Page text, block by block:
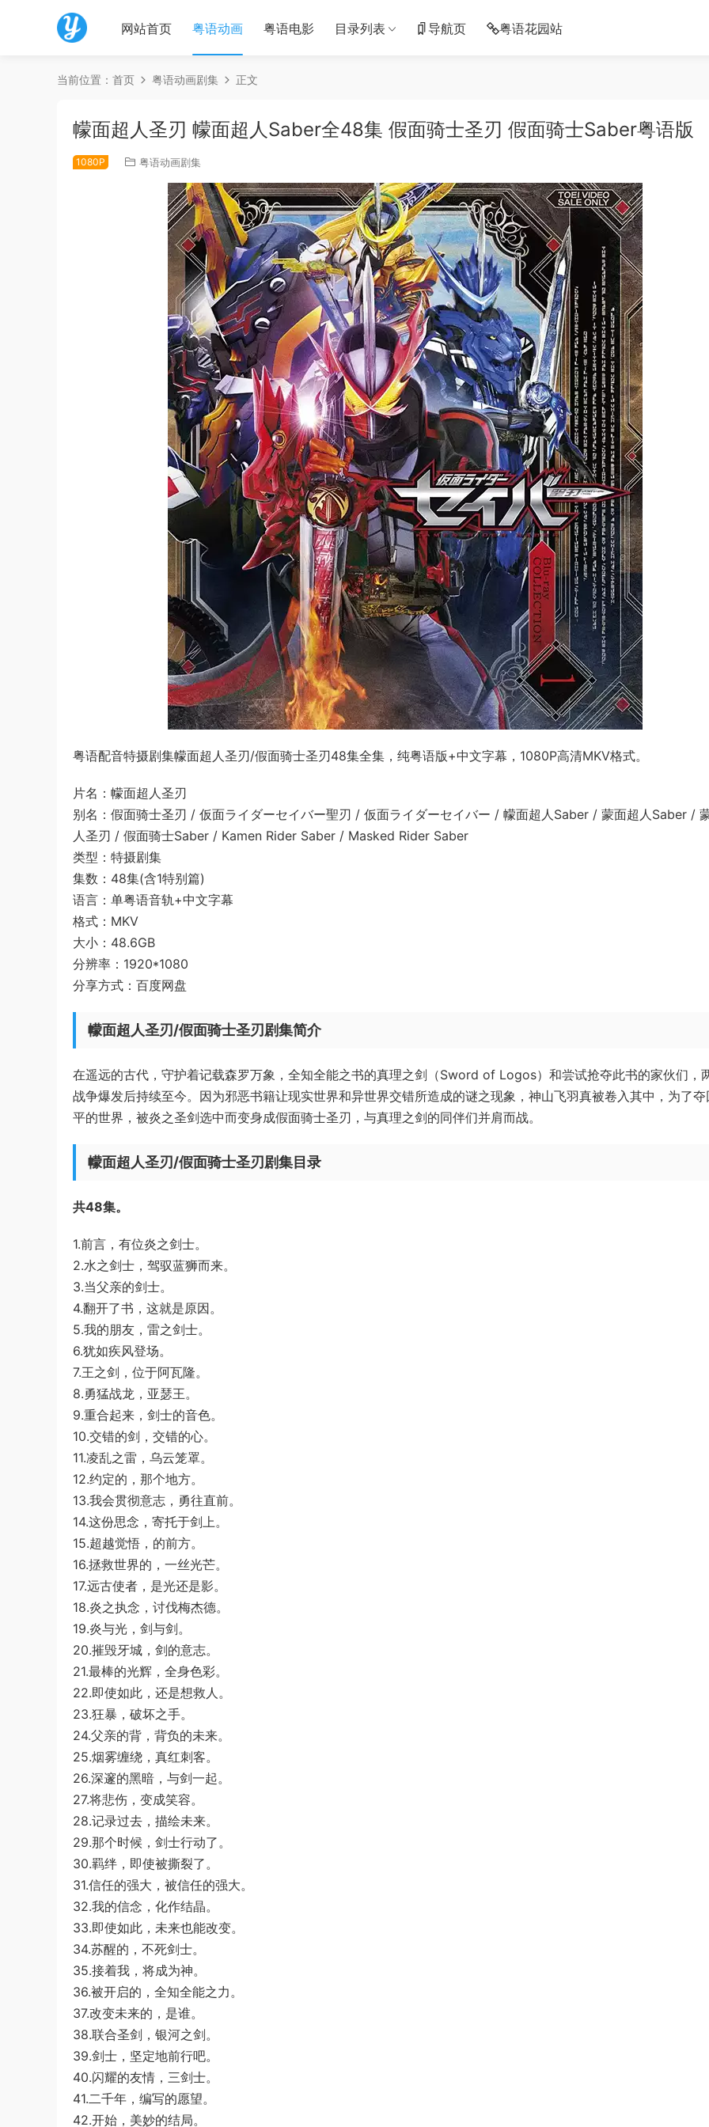
网站首页 粤语动画 粤语电影 目录列表 导航页 粤语花园站
当前位置： 首页 粤语动画剧集 正文
幪面超人圣刃 幪面超人Saber全48集 假面骑士圣刃 假面骑士Saber粤语版
1080P 粤语动画剧集
粤语配音特摄剧集幪面超人圣刃/假面骑士圣刃48集全集，纯粤语版+中文字幕，1080P高清MKV格式。
片名：幪面超人圣刃
别名：假面骑士圣刃 / 仮面ライダーセイバー聖刃 / 仮面ライダーセイバー / 幪面超人Saber / 蒙面超人Saber /
人圣刃 / 假面骑士Saber / Kamen Rider Saber / Masked Rider Saber
类型：特摄剧集
集数：48集(含1特别篇)
语言：单粤语音轨+中文字幕
格式：MKV
大小：48.6GB
分辨率：1920*1080
分享方式：百度网盘
幪面超人圣刃/假面骑士圣刃剧集简介
在遥远的古代，守护着记载森罗万象，全知全能之书的真理之剑（Sword of Logos）和尝试抢夺此书的家伙们，
战争爆发后持续至今。因为邪恶书籍让现实世界和异世界交错所造成的谜之现象，神山飞羽真被卷入其中，为了夺
平的世界，被炎之圣剑选中而变身成假面骑士圣刃，与真理之剑的同伴们并肩而战。
幪面超人圣刃/假面骑士圣刃剧集目录
共48集。
1.前言，有位炎之剑士。
2.水之剑士，驾驭蓝狮而来。
3.当父亲的剑士。
4.翻开了书，这就是原因。
5.我的朋友，雷之剑士。
6.犹如疾风登场。
7.王之剑，位于阿瓦隆。
8.勇猛战龙，亚瑟王。
9.重合起来，剑士的音色。
10.交错的剑，交错的心。
11.凌乱之雷，乌云笼罩。
12.约定的，那个地方。
13.我会贯彻意志，勇往直前。
14.这份思念，寄托于剑上。
15.超越觉悟，的前方。
16.拯救世界的，一丝光芒。
17.远古使者，是光还是影。
18.炎之执念，讨伐梅杰德。
19.炎与光，剑与剑。
20.摧毁牙城，剑的意志。
21.最棒的光辉，全身色彩。
22.即使如此，还是想救人。
23.狂暴，破坏之手。
24.父亲的背，背负的未来。
25.烟雾缠绕，真红刺客。
26.深邃的黑暗，与剑一起。
27.将悲伤，变成笑容。
28.记录过去，描绘未来。
29.那个时候，剑士行动了。
30.羁绊，即使被撕裂了。
31.信任的强大，被信任的强大。
32.我的信念，化作结晶。
33.即使如此，未来也能改变。
34.苏醒的，不死剑士。
35.接着我，将成为神。
36.被开启的，全知全能之力。
37.改变未来的，是谁。
38.联合圣剑，银河之剑。
39.剑士，坚定地前行吧。
40.闪耀的友情，三剑士。
41.二千年，编写的愿望。
42.开始，美妙的结局。